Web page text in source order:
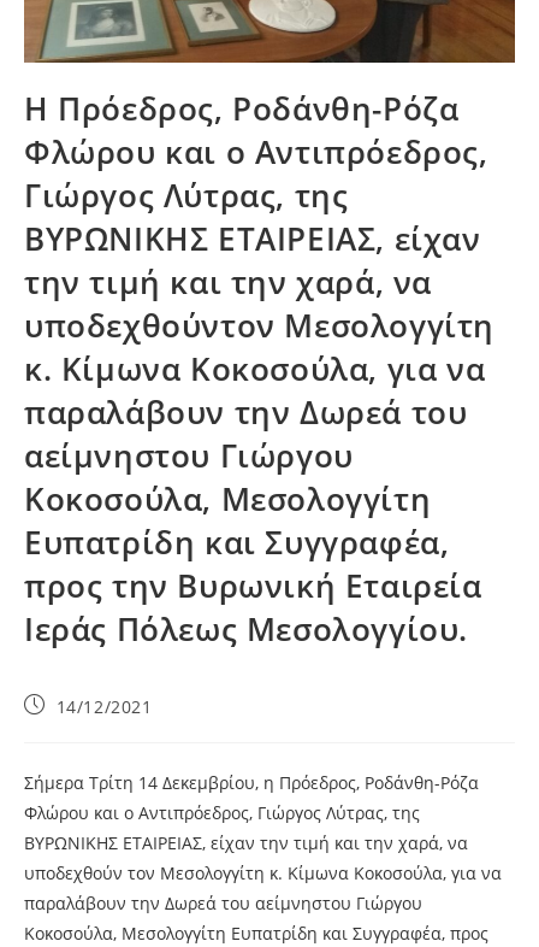
Η Πρόεδρος, Ροδάνθη-Ρόζα
Φλώρου και ο Αντιπρόεδρος,
Γιώργος Λύτρας, της
ΒΥΡΩΝΙΚΗΣ ΕΤΑΙΡΕΙΑΣ, είχαν
την τιμή και την χαρά, να
υποδεχθούντον Μεσολογγίτη
κ. Κίμωνα Κοκοσούλα, για να
παραλάβουν την Δωρεά του
αείμνηστου Γιώργου
Κοκοσούλα, Μεσολογγίτη
Ευπατρίδη και Συγγραφέα,
προς την Βυρωνική Εταιρεία
Ιεράς Πόλεως Μεσολογγίου.
14/12/2021
Σήμερα Τρίτη 14 Δεκεμβρίου, η Πρόεδρος, Ροδάνθη-Ρόζα
Φλώρου και ο Αντιπρόεδρος, Γιώργος Λύτρας, της
ΒΥΡΩΝΙΚΗΣ ΕΤΑΙΡΕΙΑΣ, είχαν την τιμή και την χαρά, να
υποδεχθούν τον Μεσολογγίτη κ. Κίμωνα Κοκοσούλα, για να
παραλάβουν την Δωρεά του αείμνηστου Γιώργου
Κοκοσούλα, Μεσολογγίτη Ευπατρίδη και Συγγραφέα, προς